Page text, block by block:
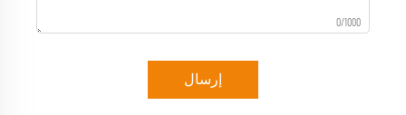
0/1000
إرسال